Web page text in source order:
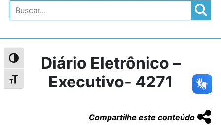
Alternar alto contraste
Alternar tamanho da fonte
Pesquisar
Diário Eletrônico –
Executivo- 4271
Compartilhe este conteúdo